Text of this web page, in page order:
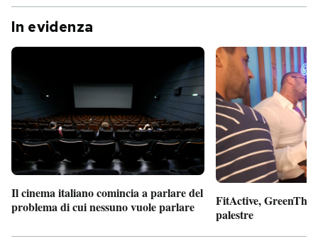
In evidenza
Il cinema italiano comincia a parlare del
problema di cui nessuno vuole parlare
FitActive,
palestre